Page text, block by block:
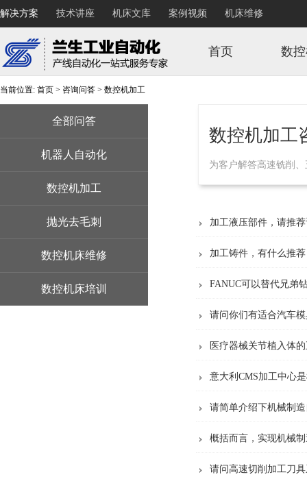
解决方案 技术讲座 机床文库 案例视频 机床维修
首页 数
当前位置: 首页 > 咨询问答 > 数控机加工
全部问答
机器人自动化
数控机加工
抛光去毛刺
数控机床维修
数控机床培训
数控机加工
为客户解答高速铣削
加工液压部件，请推
加工铸件，有什么推
FANUC可以替代兄弟
请问你们有适合汽车
医疗器械关节植入体
意大利CMS加工中心
请简单介绍下机械制
概括而言，实现机械
请问高速切削加工刀